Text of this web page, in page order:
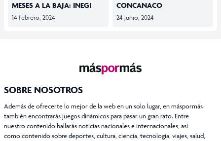
MESES A LA BAJA: INEGI
14 febrero, 2024
CONCANACO
24 junio, 2024
SOBRE NOSOTROS
Además de ofrecerte lo mejor de la web en un solo lugar, en máspormás
también encontrarás juegos dinámicos para pasar un gran rato. Entre
nuestro contenido hallarás noticias nacionales e internacionales, así
como contenido sobre deportes, cultura, ciencia, tecnología, viajes, salud,